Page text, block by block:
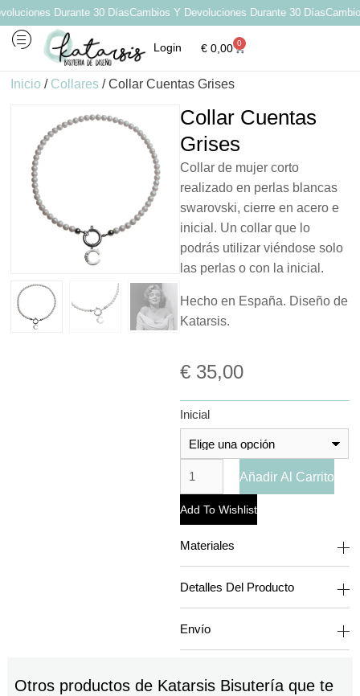
Durante 30 DíasCambios Y Devoluciones Durante 30 DíasCambios
Login €0,00 0
Inicio / Collares / Collar Cuentas Grises
Collar Cuentas
Grises
Collar de mujer corto
realizado en perlas blancas
swarovski, cierre en acero e
inicial. Un collar que lo
podrás utilizar viéndose solo
las perlas o con la inicial.
Hecho en España. Diseño de
Katarsis.
€ 35,00
Inicial
Añadir Al Carrito
Add To Wishlist
Materiales
Detalles Del Producto
Envío
Otros productos de Katarsis Bisuteríaque te